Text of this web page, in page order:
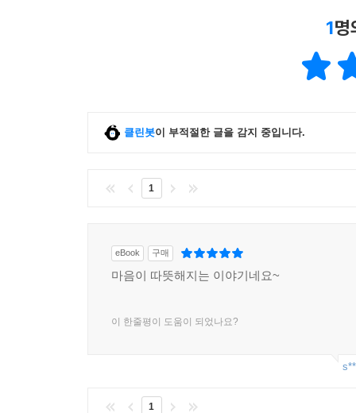
1명
클린봇이 부적절한 글을 감지 중입니다.
1
eBook 구매
마음이 따뜻해지는 이야기네요~
이 한줄평이 도움이 되었나요?
1